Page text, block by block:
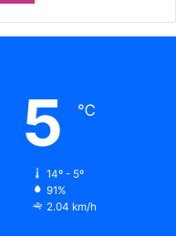
5 ℃
14º - 5º
91%
2.04 km/h